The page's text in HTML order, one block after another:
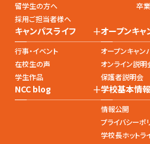
留学生の方へ
卒
採用ご担当者様へ
キャンパスライフ +
行事・イベント
在校生の声
学生作品
オープンキャ
オープンキャン
オンライン説明
保護者説明会
NCC blog +学校基本情報
情報公開
プライバシーポ
学校長ホットラ